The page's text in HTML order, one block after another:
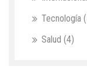
Tecnología
Salud (4)